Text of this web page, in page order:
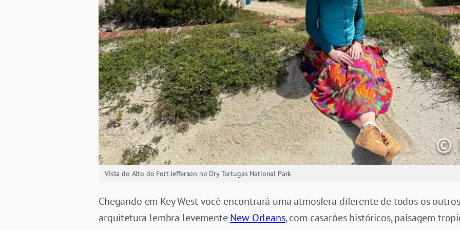
Vista do Alto do Fort Jefferson no Dry Tortugas National Park
Chegando em Key West você encontrará uma atmosfera diferente de todos os
arquitetura lembra levementeNew Orleans, com casarões históricos, paisagem